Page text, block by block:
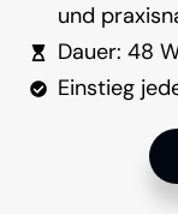
und
Dauer: 48
Einstieg